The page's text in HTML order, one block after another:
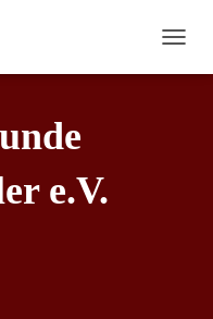
A
e.V.